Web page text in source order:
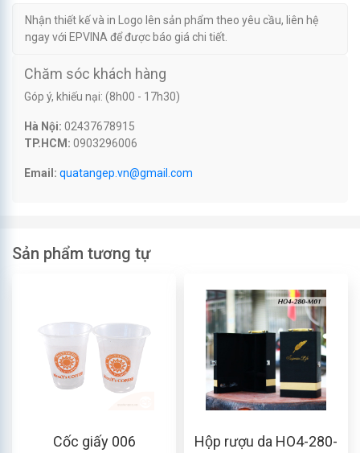
Nhận thiết kế và in Logo lên sản phẩm theo yêu cầu, liên hệ
ngay với EPVINA để được báo giá chi tiết.
Chăm sóc khách hàng
Góp ý, khiếu nại: (8h00 - 17h30)
Hà Nội: 02437678915
TP.HCM: 0903296006
Email: quatangep.vn@gmail.com
Sản phẩm tương tự
Cốc giấy 006
Hộp rượu da HO4-280-